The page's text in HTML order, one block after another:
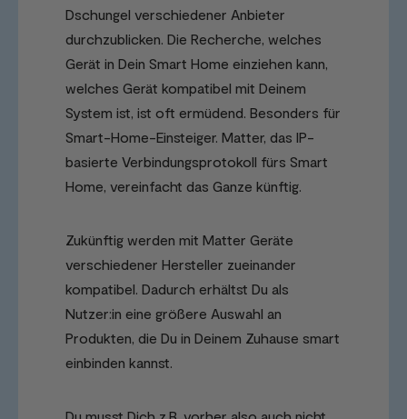
Dschungel verschiedener Anbieter
durchzublicken. Die Recherche, welches
Gerät in Dein Smart Home einziehen kann,
welches Gerät kompatibel mit Deinem
System ist, ist oft ermüdend. Besonders für
Smart-Home-Einsteiger. Matter, das IP-
basierte Verbindungsprotokoll fürs Smart
Home, vereinfacht das Ganze künftig.
Zukünftig werden mit Matter Geräte
verschiedener Hersteller zueinander
kompatibel. Dadurch erhältst Du als
Nutzer:in eine größere Auswahl an
Produkten, die Du in Deinem Zuhause smart
einbinden kannst.